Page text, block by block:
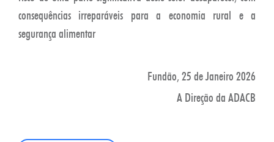
consequências irreparáveis para a economia rural e a
segurança alimentar
Fundão, 25 de Janeiro 2026
A Direção da ADACB